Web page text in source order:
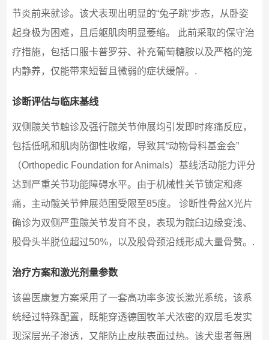
节炎前来就诊。该犬表现出明显的“兔子跳”步态，从卧姿
起身极为困难，且后躯肌肉明显萎缩。 此前采取的保守治
疗措施，包括口服卡普罗芬、补充葡萄糖胺以及严格的笼
内静养，仅能带来短暂且微弱的症状缓解。.
诊断评估与临床基线
双侧髋关节触诊及强行髋关节伸展均引发即时疼痛反应，
包括低吼和肌肉防御性收缩，导致其“动物骨科基金会”
（Orthopedic Foundation for Animals）基线活动能力评分
达到严重关节功能障碍水平。由于机械性关节锁定和疼
痛，主动髋关节伸展范围受限至85度。 诊断性骨盆X光片
确诊为双侧严重髋关节发育不良，表现为髋臼边缘变浅、
股骨头半脱位超过50%，以及股骨颈沿线形成大量骨赘。.
治疗方案和激光剂量参数
该兽医康复方案采用了一套高功率多波长激光系统，该系
统经过特殊配置，既能穿透德国牧羊犬浓密的双层毛发实
现深层光子渗透，又能防止皮肤表面过热。该犬患者每周